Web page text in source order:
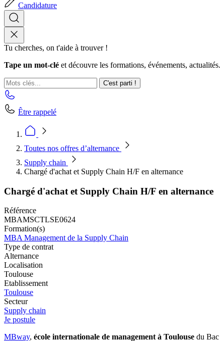
Candidature
Tu cherches, on t'aide à trouver !
Tape un mot-clé et découvre les formations, événements,
C'est parti !
Être rappelé
Toutes nos offres d’alternance
Supply chain
Chargé d'achat et Supply Chain H/F en alternance
Chargé d'achat et Supply Chain H/F en alternance
Référence
MBAMSCTLSE0624
Formation(s)
MBA Management de la Supply Chain
Type de contrat
Alternance
Localisation
Toulouse
Etablissement
Toulouse
Secteur
Supply chain
Je postule
MBway, école internationale de management à Toulouse du Bac